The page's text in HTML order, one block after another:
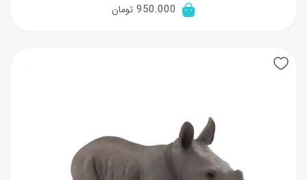
950.000 تومان